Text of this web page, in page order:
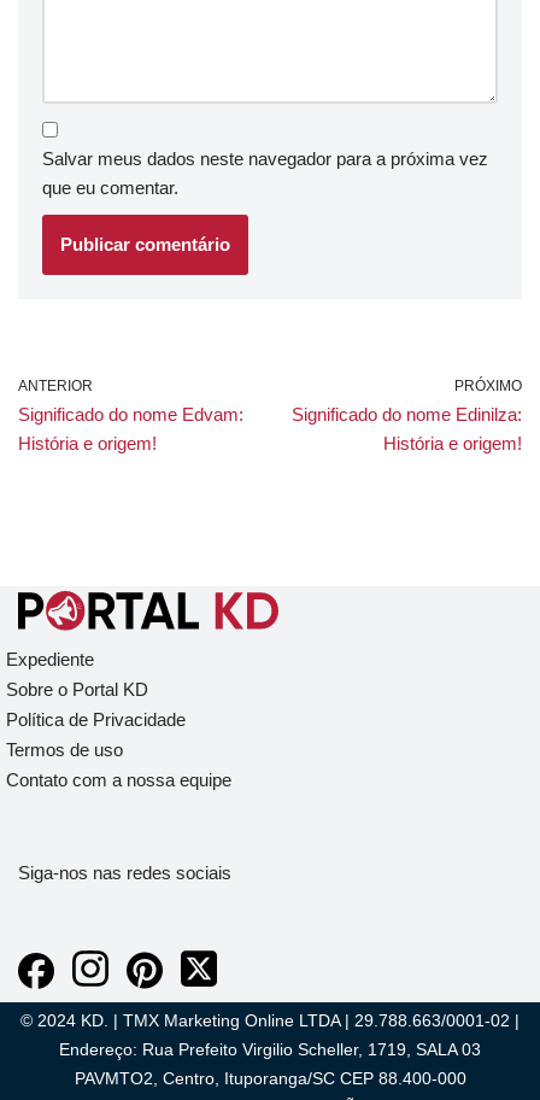
Salvar meus dados neste navegador para a próxima vez
que eu comentar.
ANTERIOR
Significado do nome Edvam:
História e origem!
PRÓXIMO
Significado do nome Edinilza:
História e origem!
Expediente
Sobre o Portal KD
Política de Privacidade
Termos de uso
Contato com a nossa equipe
Siga-nos nas redes sociais
© 2024 KD. | TMX Marketing Online LTDA | 29.788.663/0001-02 |
Endereço: Rua Prefeito Virgilio Scheller, 1719, SALA 03
PAVMTO2, Centro, Ituporanga/SC CEP 88.400-000